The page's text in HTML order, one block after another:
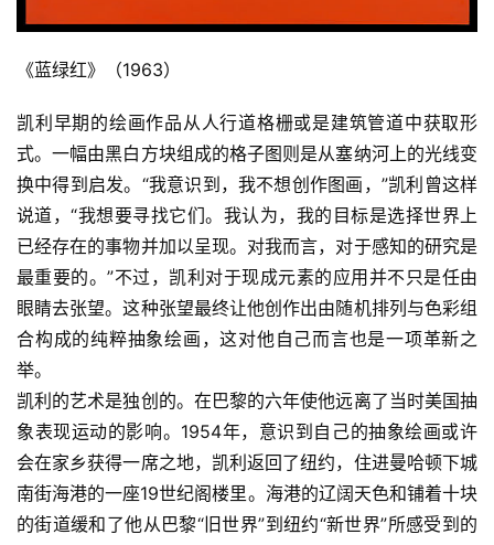
《蓝绿红》（1963）
凯利早期的绘画作品从人行道格栅或是建筑管道中获取形
式。一幅由黑白方块组成的格子图则是从塞纳河上的光线变
换中得到启发。“我意识到，我不想创作图画，”凯利曾这样
说道，“我想要寻找它们。我认为，我的目标是选择世界上
已经存在的事物并加以呈现。对我而言，对于感知的研究是
最重要的。”不过，凯利对于现成元素的应用并不只是任由
眼睛去张望。这种张望最终让他创作出由随机排列与色彩组
合构成的纯粹抽象绘画，这对他自己而言也是一项革新之
举。
凯利的艺术是独创的。在巴黎的六年使他远离了当时美国抽
象表现运动的影响。1954年，意识到自己的抽象绘画或许
会在家乡获得一席之地，凯利返回了纽约，住进曼哈顿下城
南街海港的一座19世纪阁楼里。海港的辽阔天色和铺着十块
的街道缓和了他从巴黎“旧世界”到纽约“新世界”所感受到的